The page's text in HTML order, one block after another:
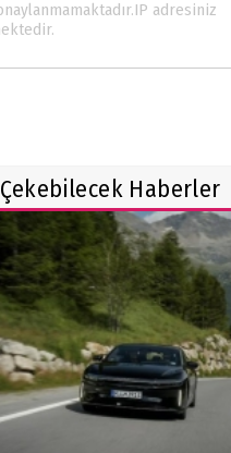
Çekebilecek Haberler